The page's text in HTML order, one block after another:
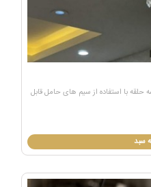
با استفاده از سیم های حامل قابل
سبد